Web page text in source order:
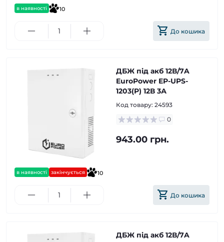
в наявності 10
До кошика
в наявності закінчується 10
ДБЖ під акб 12В/7A
EuroPower EP-UPS-
1203(P) 12В 3А
Код товару: 24593
0
943.00 грн.
До кошика
ДБЖ під акб 12В/7A